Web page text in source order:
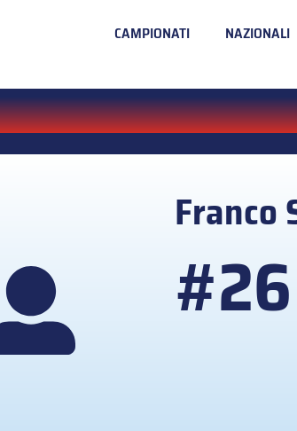
CAMPIONATI NAZIONALI
Franco
#26